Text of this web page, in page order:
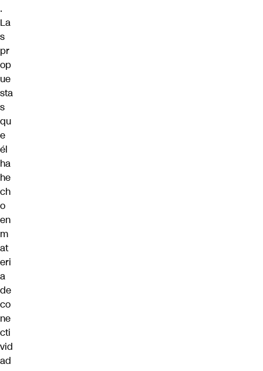
.
La
s
pr
op
ue
sta
s
qu
e
él
ha
he
ch
o
en
m
at
eri
a
de
co
ne
cti
vid
ad